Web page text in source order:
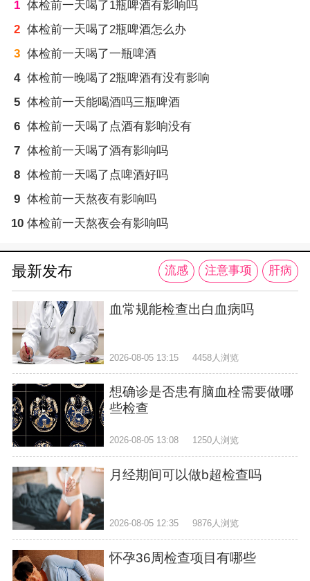
1 体检前一天喝了1瓶啤酒有影响吗
2 体检前一天喝了2瓶啤酒怎么办
3 体检前一天喝了一瓶啤酒
4 体检前一晚喝了2瓶啤酒有没有影响
5 体检前一天能喝酒吗三瓶啤酒
6 体检前一天喝了点酒有影响没有
7 体检前一天喝了酒有影响吗
8 体检前一天喝了点啤酒好吗
9 体检前一天熬夜有影响吗
10 体检前一天熬夜会有影响吗
最新发布 流感 注意事项 肝病
血常规能检查出白血病吗
2026-08-05 13:15 4458人浏览
想确诊是否患有脑血栓需要做哪
些检查
2026-08-05 13:08 1250人浏览
月经期间可以做b超检查吗
2026-08-05 12:35 9876人浏览
怀孕36周检查项目有哪些